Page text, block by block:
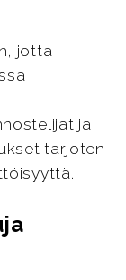
jotta
ja
tarjoten